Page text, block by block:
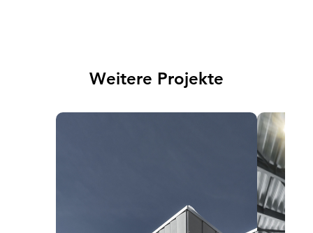
Weitere Projekte